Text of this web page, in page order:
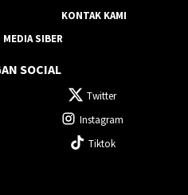
KONTAK KAMI
MEDIA SIBER
SOCIAL
Twitter
Instagram
Tiktok